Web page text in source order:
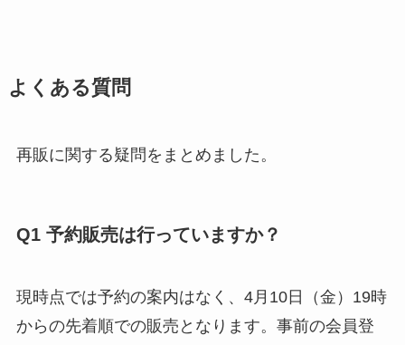
よくある質問
再販に関する疑問をまとめました。
Q1 予約販売は行っていますか？
現時点では予約の案内はなく、4月10日（金）19時
からの先着順での販売となります。事前の会員登